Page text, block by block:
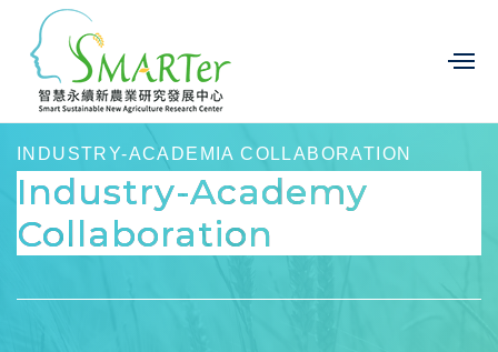
INDUSTRY-ACADEMIA COLLABORATION
Industry-Academy
Collaboration